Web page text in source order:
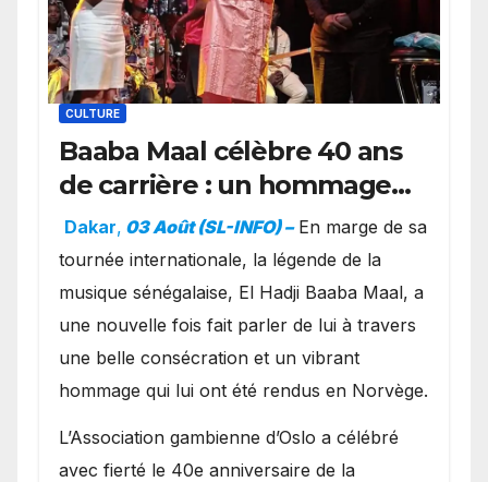
CULTURE
Baaba Maal célèbre 40 ans
de carrière : un hommage
exceptionnel à Oslo en
présence de la famille
royale.
Dakar, 03 Août (SL-INFO) – ​En marge de sa
tournée internationale, la légende de la
musique sénégalaise, El Hadji Baaba Maal, a
une nouvelle fois fait parler de lui à travers
une belle consécration et un vibrant
hommage qui lui ont été rendus en Norvège.
​L’Association gambienne d’Oslo a célébré
avec fierté le 40e anniversaire de la